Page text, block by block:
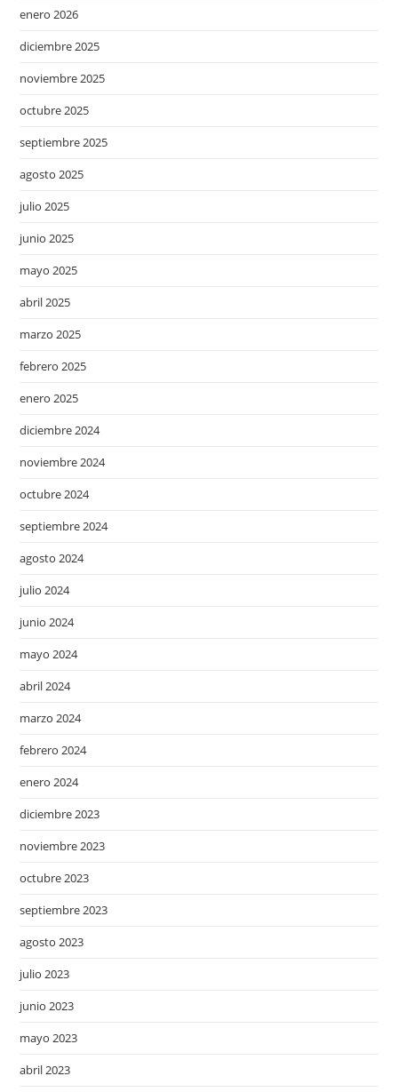
enero 2026
diciembre 2025
noviembre 2025
octubre 2025
septiembre 2025
agosto 2025
julio 2025
junio 2025
mayo 2025
abril 2025
marzo 2025
febrero 2025
enero 2025
diciembre 2024
noviembre 2024
octubre 2024
septiembre 2024
agosto 2024
julio 2024
junio 2024
mayo 2024
abril 2024
marzo 2024
febrero 2024
enero 2024
diciembre 2023
noviembre 2023
octubre 2023
septiembre 2023
agosto 2023
julio 2023
junio 2023
mayo 2023
abril 2023